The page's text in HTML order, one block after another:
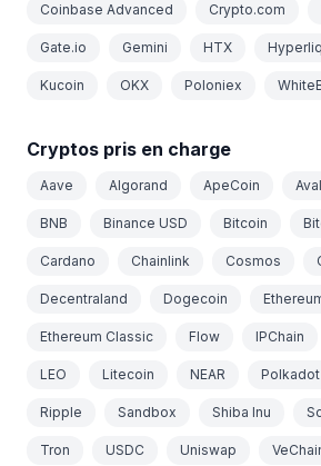
Coinbase Advanced Crypto.com
Gate.io Gemini HTX
Kucoin OKX Poloniex
Cryptos pris en charge
Aave Algorand ApeCoin
BNB Binance USD Bitcoin
Cardano Chainlink Cosmos
Decentraland Dogecoin
Ethereum Classic Flow IPChain
LEO Litecoin NEAR Polkadot
Ripple Sandbox Shiba Inu
Tron USDC Uniswap